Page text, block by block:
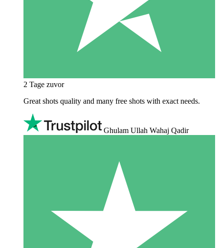
2 Tage zuvor
Great shots quality and many free shots with exact needs.
Ghulam Ullah Wahaj Qadir